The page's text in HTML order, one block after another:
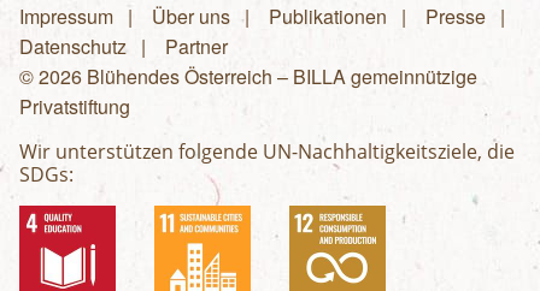
Fußzeilenmenü
Impressum Über uns Publikationen
Presse
Datenschutz
Partner
© 2026 Blühendes Österreich – BILLA gemeinnützige
Privatstiftung
Wir unterstützen folgende UN-Nachhaltigkeitsziele, die
SDGs: